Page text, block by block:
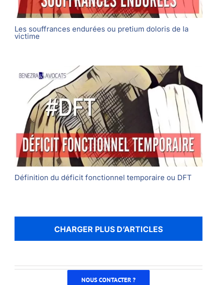
Les souffrances endurées ou pretium doloris de la
victime
Définition du déficit fonctionnel temporaire ou DFT
CHARGER PLUS D’ARTICLES
NOUS CONTACTER ?